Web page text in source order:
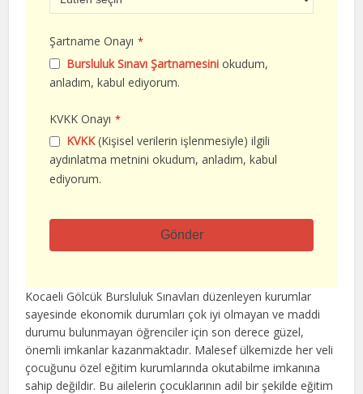
Şartname Onayı *
Bursluluk Sınavı Şartnamesini okudum,
anladım, kabul ediyorum.
KVKK Onayı *
KVKK(Kişisel verilerin işlenmesiyle) ilgili
aydınlatma metnini okudum, anladım, kabul
ediyorum.
Gönder
alan
boş
bırakılmalıdır
Kocaeli Gölcük Bursluluk Sınavları düzenleyen kurumlar
sayesinde ekonomik durumları çok iyi olmayan ve maddi
durumu bulunmayan öğrenciler için son derece güzel,
önemli imkanlar kazanmaktadır. Malesef ülkemizde her veli
çocuğunu özel eğitim kurumlarında okutabilme imkanına
sahip değildir. Bu ailelerin çocuklarının adil bir şekilde eğitim